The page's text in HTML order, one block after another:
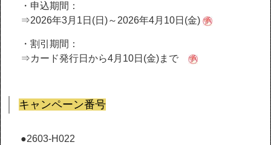
・申込期間：
⇒2026年3月1日(日)～2026年4月10日(金)
・割引期間：
⇒カード発行日から4月10日(金)まで
キャンペーン番号
●2603-H022